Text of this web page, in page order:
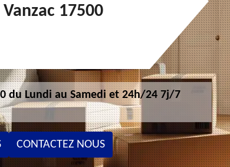
17500
du Lundi au Samedi et 24h/24 7j/7
CONTACTEZ NOUS